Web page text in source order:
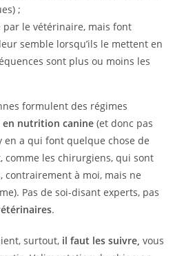
;
par le vétérinaire, mais font
semble lorsqu’ils le mettent en
sont plus ou moins les
formulent des régimes
en nutrition canine(et donc pas
en a qui font quelque chose de
les chirurgiens, qui sont
contrairement à moi, mais ne
Pas de soi-disant experts, pas
.
surtout, il faut les suivre,vous